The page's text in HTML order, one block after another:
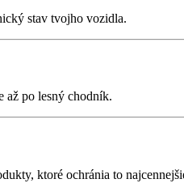
stav tvojho vozidla.
až po lesný chodník.
ktoré ochránia to